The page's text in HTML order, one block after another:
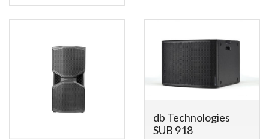
db Technologies
SUB 918